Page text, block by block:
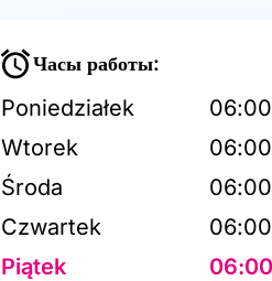
Часы работы:
Poniedziałek
Wtorek
Środa
Czwartek
Piątek